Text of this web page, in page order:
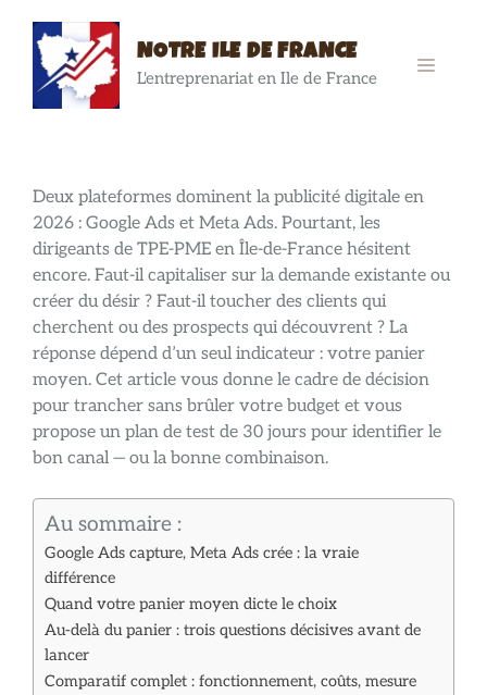
contenu
NOTRE ILE DE FRANCE
L'entreprenariat en Ile de France
MENU
Deux plateformes dominent la publicité digitale en
2026 : Google Ads et Meta Ads. Pourtant, les
dirigeants de TPE-PME en Île-de-France hésitent
encore. Faut-il capitaliser sur la demande existante ou
créer du désir ? Faut-il toucher des clients qui
cherchent ou des prospects qui découvrent ? La
réponse dépend d’un seul indicateur : votre panier
moyen. Cet article vous donne le cadre de décision
pour trancher sans brûler votre budget et vous
propose un plan de test de 30 jours pour identifier le
bon canal — ou la bonne combinaison.
Au sommaire :
Google Ads capture, Meta Ads crée : la vraie
différence
Quand votre panier moyen dicte le choix
Au-delà du panier : trois questions décisives avant de
lancer
Comparatif complet : fonctionnement, coûts, mesure